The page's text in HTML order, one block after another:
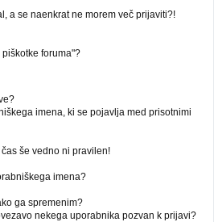
a se naenkrat ne morem več prijaviti?!
foruma"?
imena, ki se pojavlja med prisotnimi
še vedno ni pravilen!
imena?
ga spremenim?
nekega uporabnika pozvan k prijavi?